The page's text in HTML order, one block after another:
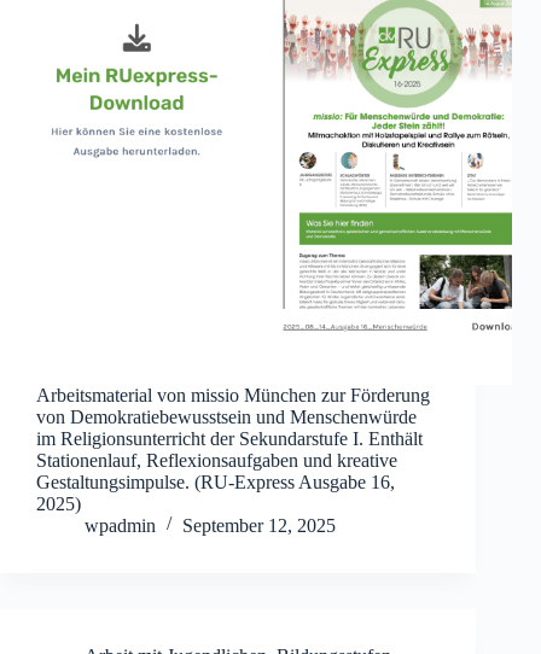
Arbeitsmaterial von missio München zur Förderung
von Demokratiebewusstsein und Menschenwürde
im Religionsunterricht der Sekundarstufe I. Enthält
Stationenlauf, Reflexionsaufgaben und kreative
Gestaltungsimpulse. (RU-Express Ausgabe 16,
2025)
wpadmin
September 12, 2025